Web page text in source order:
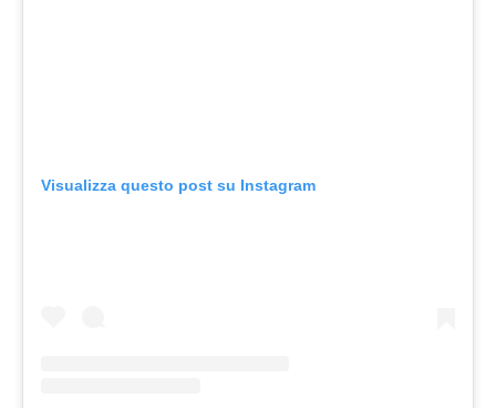
Visualizza questo post su Instagram